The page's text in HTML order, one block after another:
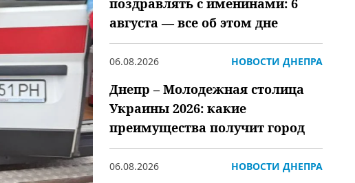
поздравлять с именинами: 6
августа — все об этом дне
06.08.2026 НОВОСТИ ДНЕПРА
Днепр – Молодежная столица
Украины 2026: какие
преимущества получит город
06.08.2026 НОВОСТИ ДНЕПРА